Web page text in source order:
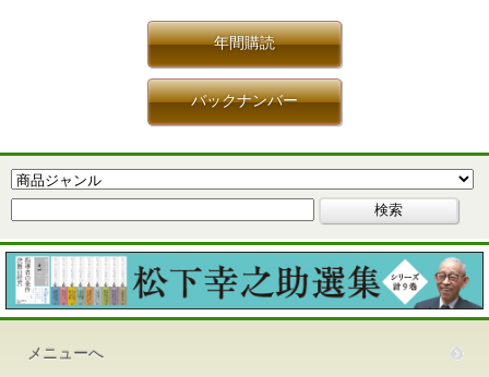
年間購読
バックナンバー
メニューへ